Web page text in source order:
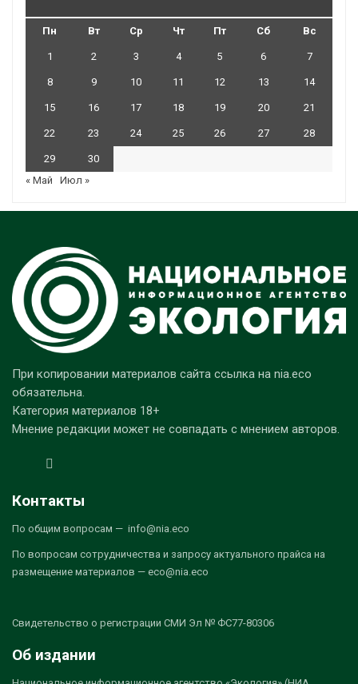
Пн Вт Ср Чт Пт Сб Вс
1 2 3 4 5 6 7
8 9 10 11 12 13 14
15 16 17 18 19 20 21
22 23 24 25 26 27 28
29
30
« Май
Июл »
При копировании материалов сайта ссылка на nia.eco
обязательна.
Категория материалов 18+
Мнение редакции может не совпадать с мнением авторов.
Контакты
По общим вопросам — info@nia.eco
По вопросам сотрудничества и запросу актуального прайса на
размещение материалов — eco@nia.eco
Свидетельство о регистрации СМИ Эл № ФС77-80306
Об издании